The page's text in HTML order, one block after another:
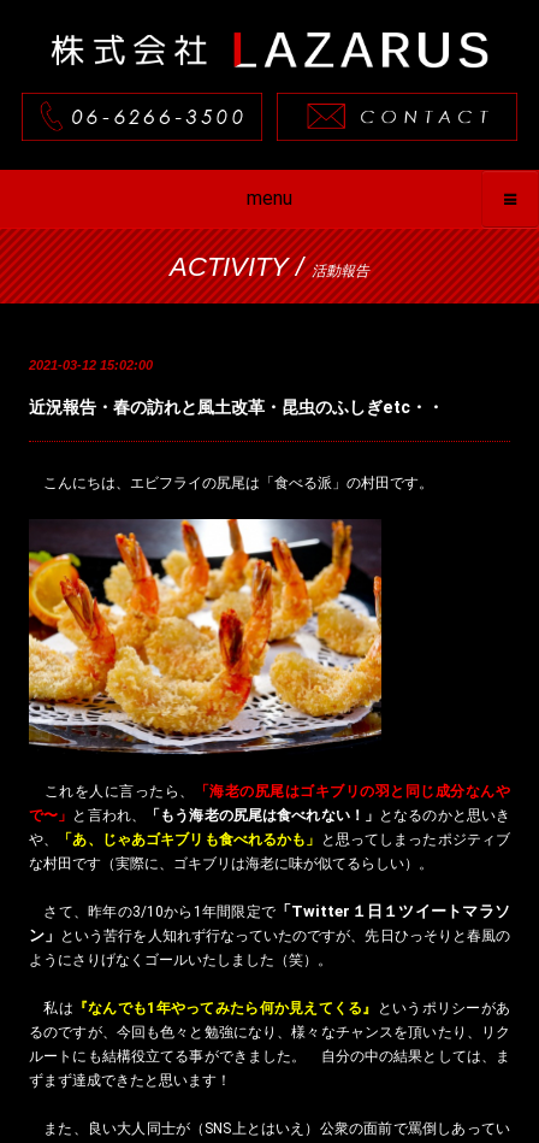
menu
ACTIVITY / 活動報告
2021-03-12 15:02:00
近況報告・春の訪れと風土改革・昆虫のふしぎetc・・
こんにちは、エビフライの尻尾は「食べる派」の村田です。
これを人に言ったら、
「海老の尻尾はゴキブリの羽と同じ成分なんや
で〜」 と言われ、 「もう海老の尻尾は食べれない！」 となるのかと思いき
や、
「あ、じゃあゴキブリも食べれるかも」
と思ってしまったポジティブ
な村田です（実際に、ゴキブリは海老に味が似てるらしい）。
さて、昨年の3/10から1年間限定で 「Twitter１日１ツイートマラソ
ン」
という苦行を人知れず行なっていたのですが、先日ひっそりと春風の
ようにさりげなくゴールいたしました（笑）。
私は 『なんでも1年やってみたら何か見えてくる』
というポリシーがあ
るのですが、今回も色々と勉強になり、様々なチャンスを頂いたり、リク
ルートにも結構役立てる事ができました。 自分の中の結果としては、ま
ずまず達成できたと思います！
また、良い大人同士が（SNS上とはいえ）公衆の面前で罵倒しあってい